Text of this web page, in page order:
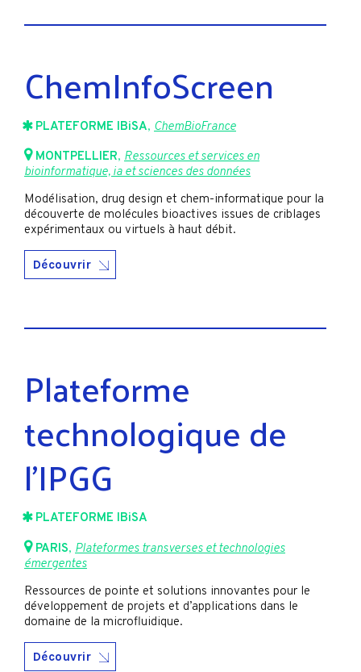
ChemInfoScreen
PLATEFORME IBiSA, ChemBioFrance
MONTPELLIER, Ressources et services en
bioinformatique, ia et sciences des données
Modélisation, drug design et chem-informatique pour la
découverte de molécules bioactives issues de criblages
expérimentaux ou virtuels à haut débit.
Découvrir
Plateforme
technologique de
l’IPGG
PLATEFORME IBiSA
PARIS, Plateformes transverses et technologies
émergentes
Ressources de pointe et solutions innovantes pour le
développement de projets et d’applications dans le
domaine de la microfluidique.
Découvrir